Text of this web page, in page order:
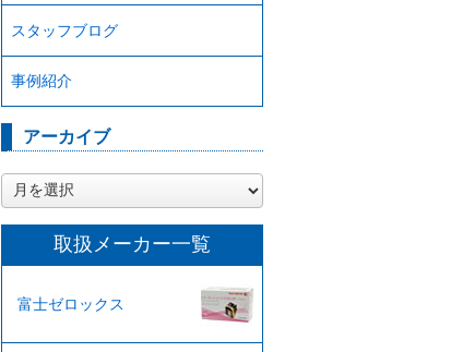
スタッフブログ
事例紹介
アーカイブ
ー
カ
ブ
取扱メーカー一覧
富士ゼロックス